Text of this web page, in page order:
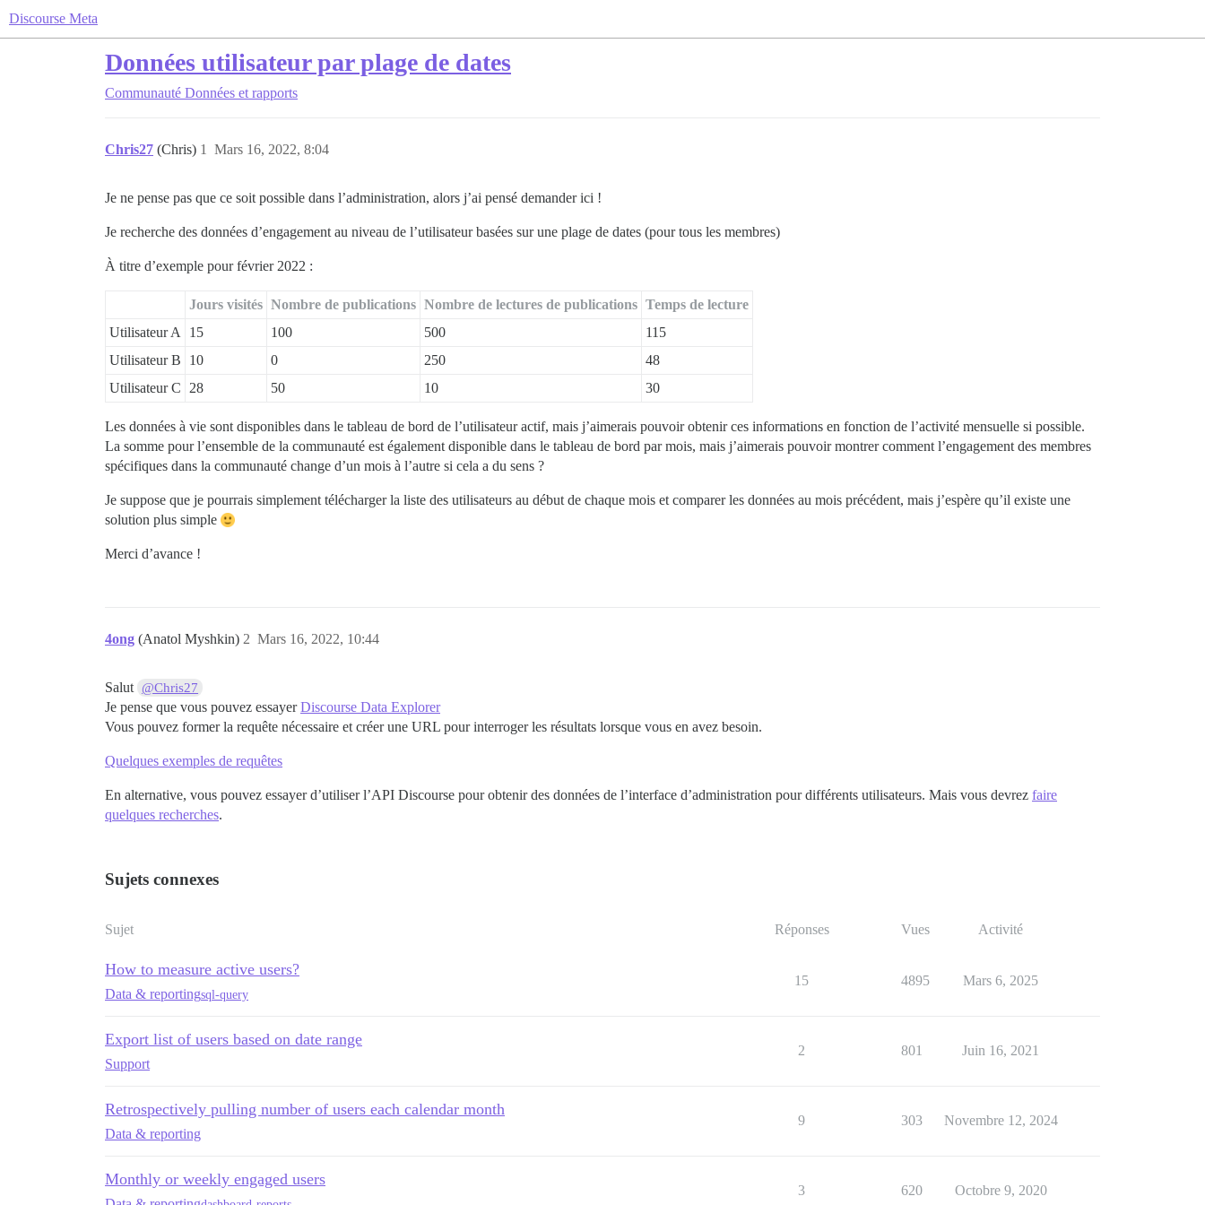
Discourse Meta
Données utilisateur par plage de dates
Communauté Données et rapports
Chris27 (Chris) Mars 16, 2022, 8:04
1
Je ne pense pas que ce soit possible dans l’administration, alors j’ai pensé demander ici !
Je recherche des données d’engagement au niveau de l’utilisateur basées sur une plage de dates (pour tous les membres)
À titre d’exemple pour février 2022 :
Jours visités Nombre de publications Nombre de lectures de publications Temps de lecture
Utilisateur A
15 100 500
115
Utilisateur B
10 0 250
48
Utilisateur C
28 50 10 30
Les données à vie sont disponibles dans le tableau de bord de l’utilisateur actif, mais j’aimerais pouvoir obtenir ces informations en fonction de l’activité mensuelle si possible.
La somme pour l’ensemble de la communauté est également disponible dans le tableau de bord par mois, mais j’aimerais pouvoir montrer comment l’engagement des membres
spécifiques dans la communauté change d’un mois à l’autre si cela a du sens ?
Je suppose que je pourrais simplement télécharger la liste des utilisateurs au début de chaque mois et comparer les données au mois précédent, mais j’espère qu’il existe une
solution plus simple
Merci d’avance !
4ong (Anatol Myshkin) Mars 16, 2022, 10:44
2
Salut @Chris27
Je pense que vous pouvez essayerDiscourse Data Explorer
Vous pouvez former la requête nécessaire et créer une URL pour interroger les résultats lorsque vous en avez besoin.
Quelques exemples de requêtes
En alternative, vous pouvez essayer d’utiliser l’API Discourse pour obtenir des données de l’interface d’administration pour différents utilisateurs. Mais vous devrez faire
quelques recherches.
Sujets connexes
Sujet Réponses Vues Activité
How to measure active users?
Data & reportingsql-query
15 4895 Mars 6, 2025
Export list of users based on date range
Support
2 801 Juin 16, 2021
Retrospectively pulling number of users each calendar month
Data & reporting
9 303 Novembre 12, 2024
Monthly or weekly engaged users
3 620 Octobre 9, 2020